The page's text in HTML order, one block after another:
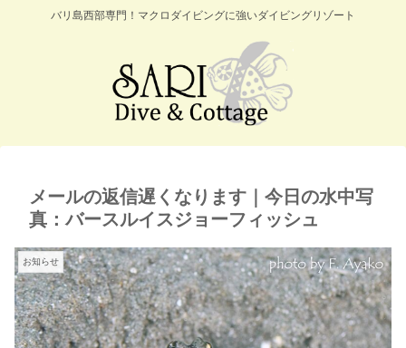
バリ島西部専門！マクロダイビングに強いダイビングリゾート
メールの返信遅くなります｜今日の水中写
真：バースルイスジョーフィッシュ
お知らせ